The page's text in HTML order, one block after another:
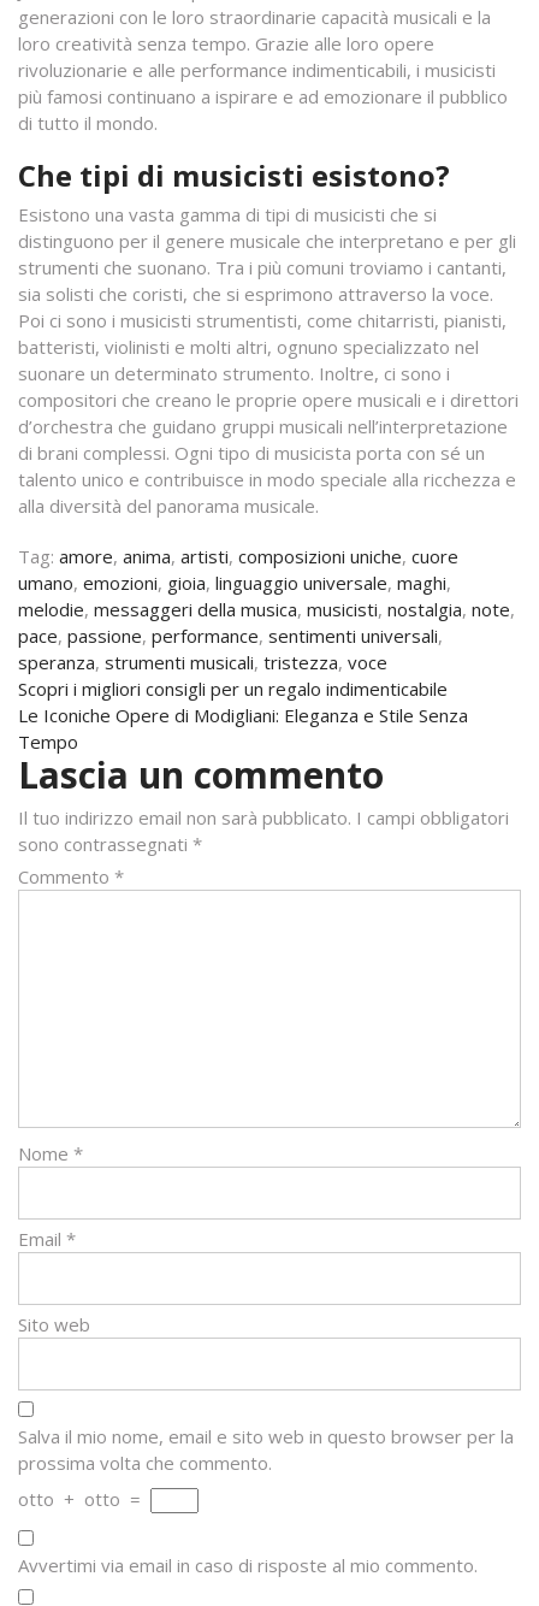
generazioni con le loro straordinarie capacità musicali e la
loro creatività senza tempo. Grazie alle loro opere
rivoluzionarie e alle performance indimenticabili, i musicisti
più famosi continuano a ispirare e ad emozionare il pubblico
di tutto il mondo.
Che tipi di musicisti esistono?
Esistono una vasta gamma di tipi di musicisti che si
distinguono per il genere musicale che interpretano e per gli
strumenti che suonano. Tra i più comuni troviamo i cantanti,
sia solisti che coristi, che si esprimono attraverso la voce.
Poi ci sono i musicisti strumentisti, come chitarristi, pianisti,
batteristi, violinisti e molti altri, ognuno specializzato nel
suonare un determinato strumento. Inoltre, ci sono i
compositori che creano le proprie opere musicali e i direttori
d’orchestra che guidano gruppi musicali nell’interpretazione
di brani complessi. Ogni tipo di musicista porta con sé un
talento unico e contribuisce in modo speciale alla ricchezza e
alla diversità del panorama musicale.
Tag: amore, anima, artisti, composizioni uniche, cuore
umano, emozioni, gioia, linguaggio universale, maghi,
melodie, messaggeri della musica, musicisti, nostalgia, note,
pace, passione, performance, sentimenti universali,
speranza, strumenti musicali, tristezza, voce
Navigazione
articoli
Scopri i migliori consigli per un regalo indimenticabile
Le Iconiche Opere di Modigliani: Eleganza e Stile Senza
Tempo
Lascia un commento
Il tuo indirizzo email non sarà pubblicato. I campi obbligatori
sono contrassegnati *
Commento *
Nome *
Email *
Sito web
Salva il mio nome, email e sito web in questo browser per la
prossima volta che commento.
otto + otto =
Avvertimi via email in caso di risposte al mio commento.